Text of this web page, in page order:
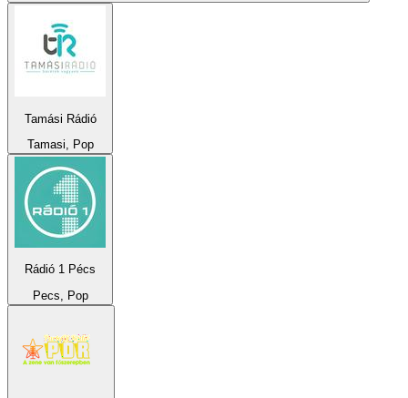
Tamási Rádió
Tamasi, Pop
Rádió 1 Pécs
Pecs, Pop